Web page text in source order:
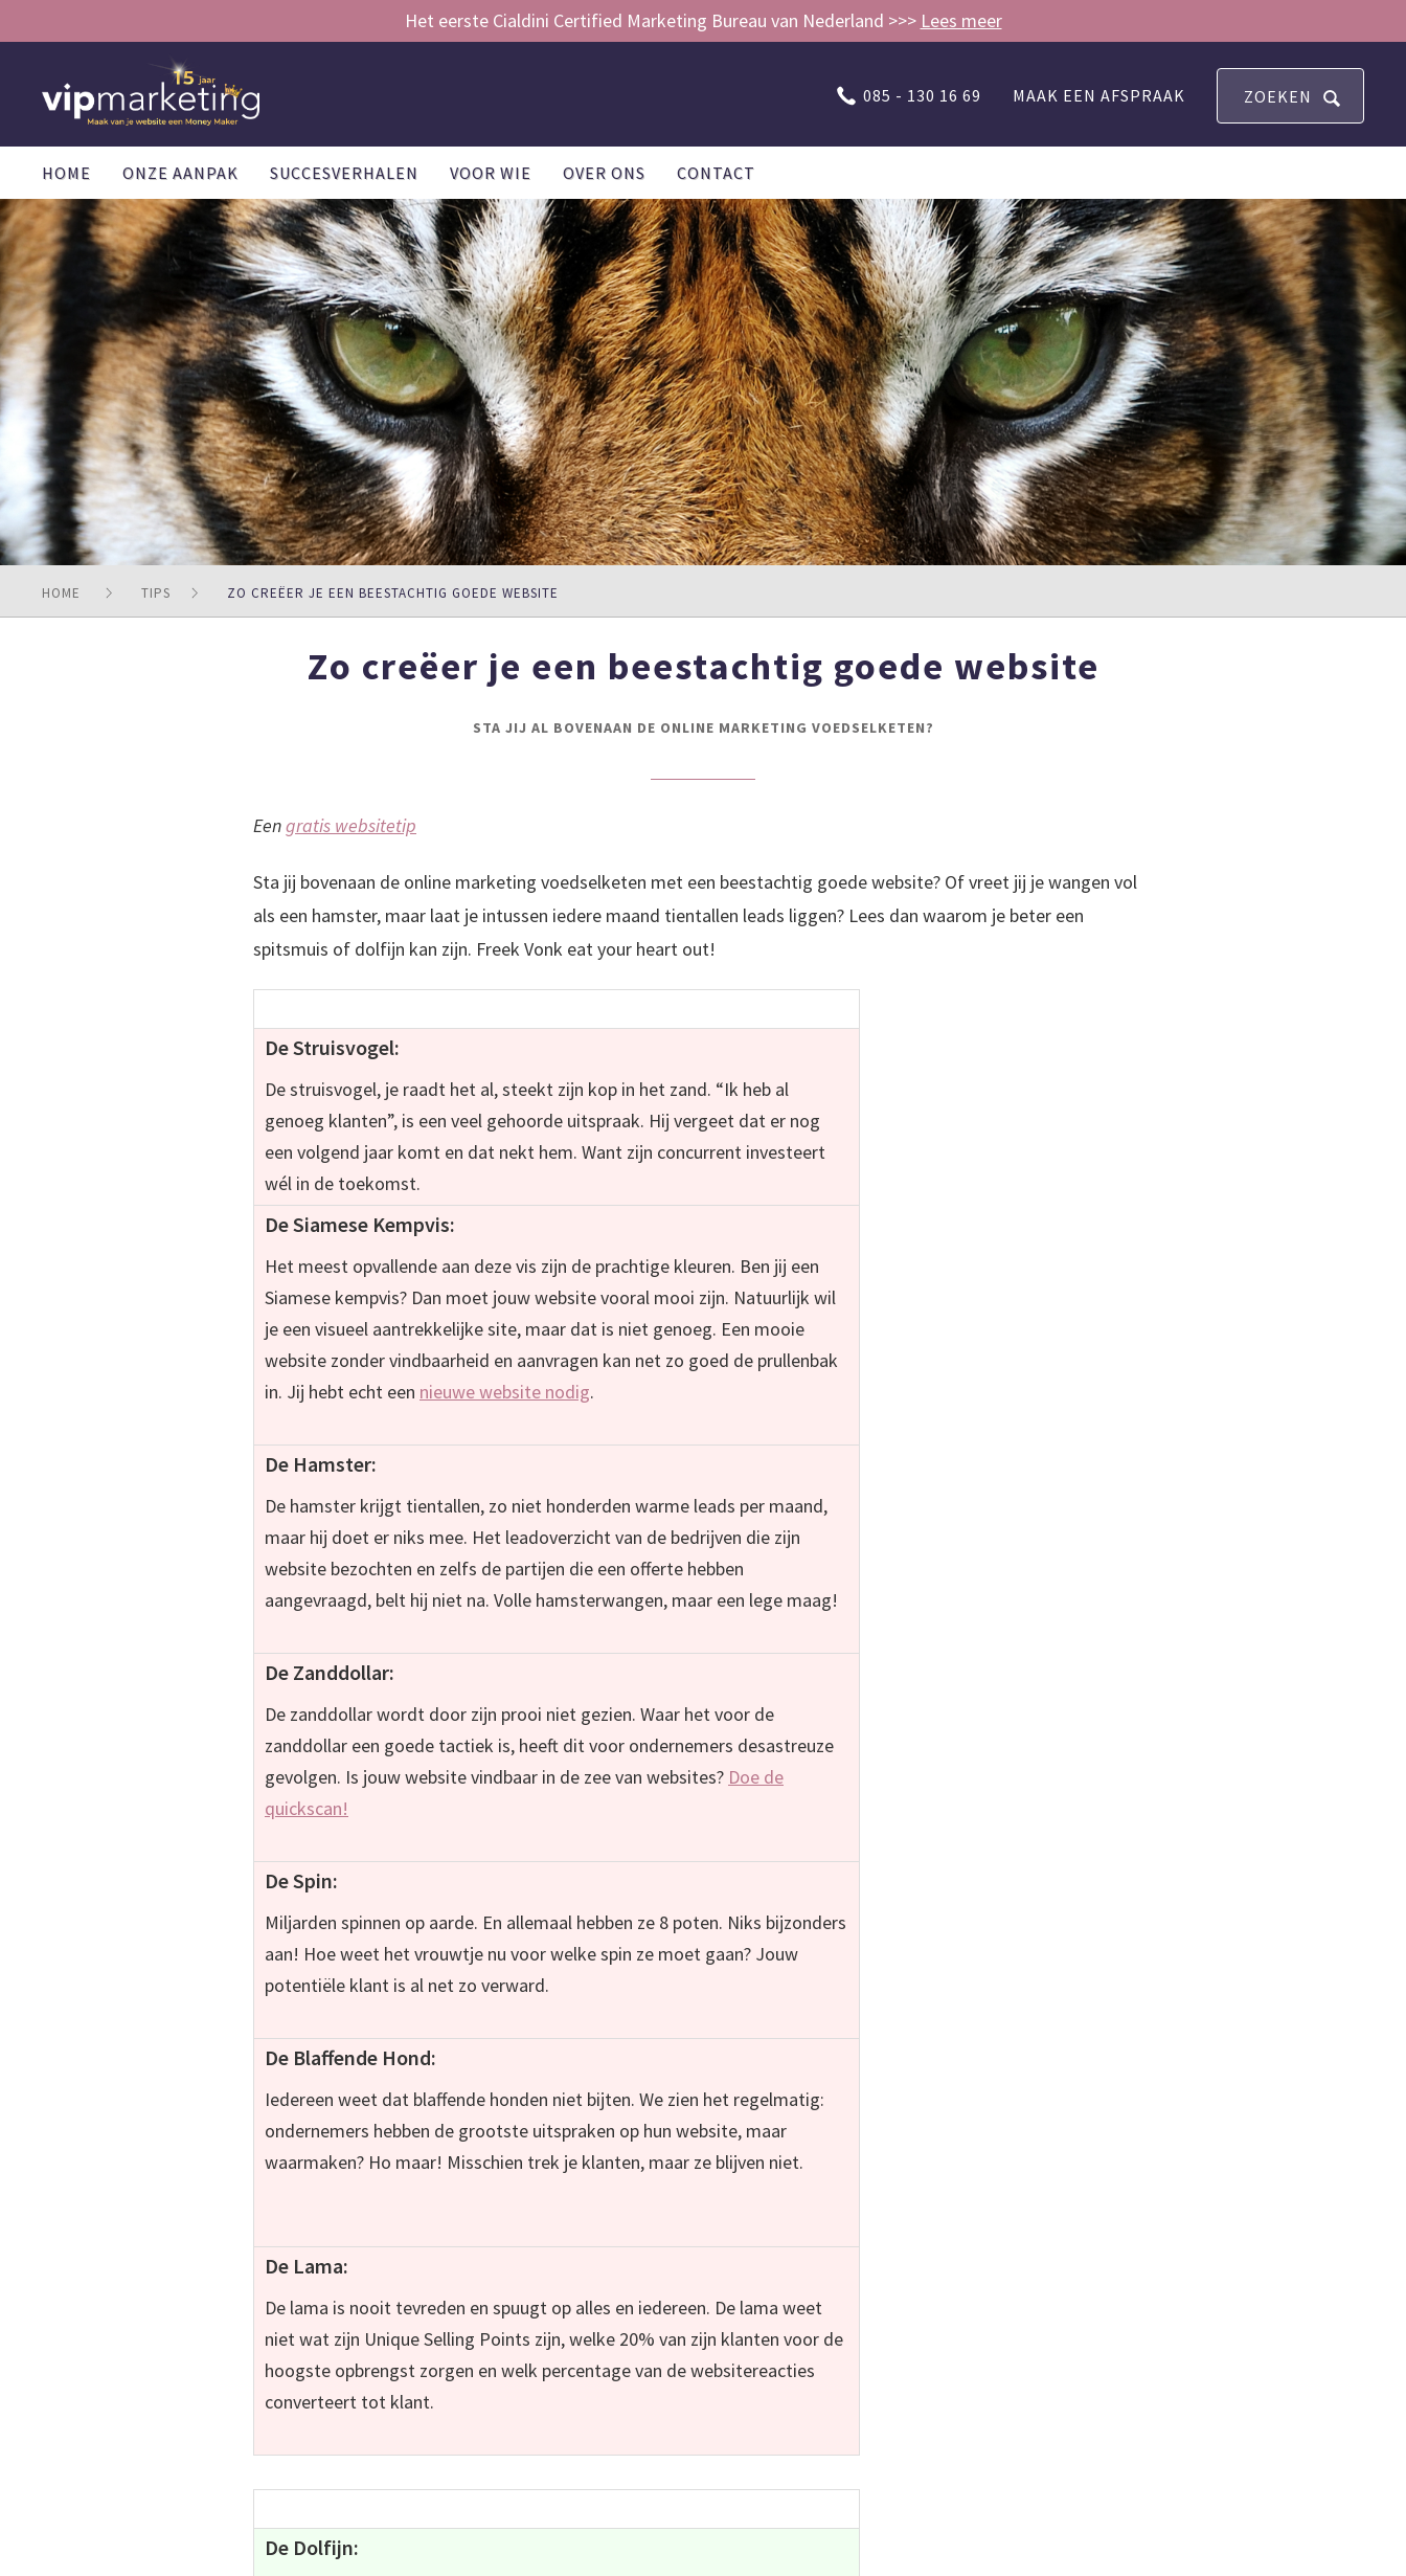
Het eerste Cialdini Certified Marketing Bureau van Nederland >>> Lees meer
085 - 130 16 69 MAAK EEN AFSPRAAK ZOEKEN
HOME ONZE AANPAK SUCCESVERHALEN VOOR WIE OVER ONS CONTACT
HOME TIPS ZO CREËER JE EEN BEESTACHTIG GOEDE WEBSITE
Zo creëer je een beestachtig goede website
STA JIJ AL BOVENAAN DE ONLINE MARKETING VOEDSELKETEN?
Eengratis websitetip
Sta jij bovenaan de online marketing voedselketen met een beestachtig goede website? Of vreet jij je wangen vol
als een hamster, maar laat je intussen iedere maand tientallen leads liggen? Lees dan waarom je beter een
spitsmuis of dolfijn kan zijn. Freek Vonk eat your heart out!
De Struisvogel:
De struisvogel, je raadt het al, steekt zijn kop in het zand. “Ik heb al
genoeg klanten”, is een veel gehoorde uitspraak. Hij vergeet dat er nog
een volgend jaar komt en dat nekt hem. Want zijn concurrent investeert
wél in de toekomst.
De Siamese Kempvis:
Het meest opvallende aan deze vis zijn de prachtige kleuren. Ben jij een
Siamese kempvis? Dan moet jouw website vooral mooi zijn. Natuurlijk wil
je een visueel aantrekkelijke site, maar dat is niet genoeg. Een mooie
website zonder vindbaarheid en aanvragen kan net zo goed de prullenbak
in. Jij hebt echt een nieuwe website nodig.
De Hamster:
De hamster krijgt tientallen, zo niet honderden warme leads per maand,
maar hij doet er niks mee. Het leadoverzicht van de bedrijven die zijn
website bezochten en zelfs de partijen die een offerte hebben
aangevraagd, belt hij niet na. Volle hamsterwangen, maar een lege maag!
De Zanddollar:
De zanddollar wordt door zijn prooi niet gezien. Waar het voor de
zanddollar een goede tactiek is, heeft dit voor ondernemers desastreuze
gevolgen. Is jouw website vindbaar in de zee van websites? Doe de
quickscan!
De Spin:
Miljarden spinnen op aarde. En allemaal hebben ze 8 poten. Niks bijzonders
aan! Hoe weet het vrouwtje nu voor welke spin ze moet gaan? Jouw
potentiële klant is al net zo verward.
De Blaffende Hond:
Iedereen weet dat blaffende honden niet bijten. We zien het regelmatig:
ondernemers hebben de grootste uitspraken op hun website, maar
waarmaken? Ho maar! Misschien trek je klanten, maar ze blijven niet.
De Lama:
De lama is nooit tevreden en spuugt op alles en iedereen. De lama weet
niet wat zijn Unique Selling Points zijn, welke 20% van zijn klanten voor de
hoogste opbrengst zorgen en welk percentage van de websitereacties
converteert tot klant.
De Dolfijn: